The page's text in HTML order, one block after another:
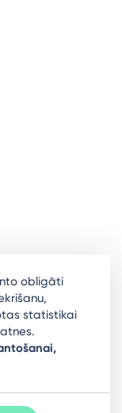
obligāti
statistikai